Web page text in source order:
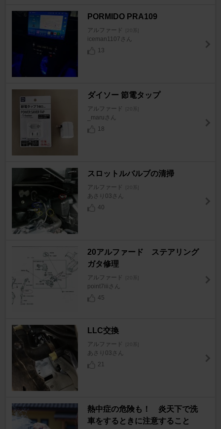
PORMIDO PRA109
アルファード [20系]
iceman1107さん
13
ダイソー 節電タップ
アルファード [20系]
_maruさん
18
スロットルバルブの清掃
アルファード [20系]
あさり03さん
40
20アルファード ステアリング
ガタ修理
アルファード [20系]
point7iiiさん
45
LLC交換
アルファード [20系]
あさり03さん
21
熱中症の危険も！ 炎天下で洗
車をするときに注意すること